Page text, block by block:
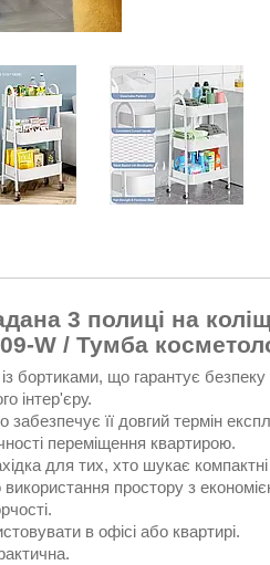
3 полиці на
W / Тумба
бортиками, що гарантує безпеку
інтер'єру.
її довгий термін
переміщення квартирою.
для тих, хто шукає компактні
простору з
в офісі або квартирі.